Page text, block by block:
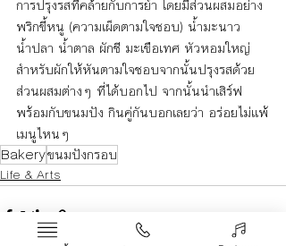
การปรุงรสที่คล้ายกับการยำ โดยมีส่วนผสมอย่าง
พริกขี้หนู (ความเผ็ดตามใจชอบ) น้ำมะนาว
น้ำปลา น้ำตาล ผักชี มะเขือเทศ หัวหอมใหญ่
สำหรับผักให้หันตามใจชอบจากนั้นปรุงรสด้วย
ส่วนผสมต่างๆ ที่ได้บอกไป จากนั้นนำเสิร์ฟ
พร้อมกับขนมปัง กินคู่กันบอกเลยว่า อร่อยไม่แพ้
เมนูไหนๆ
Bakeryขนมปังกรอบ
Life & Arts